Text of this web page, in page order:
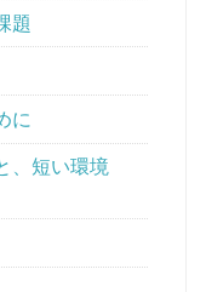
題
に
、短い環境